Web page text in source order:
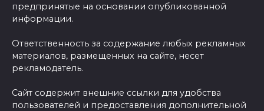
предпринятые на основании опубликованной
информации.
Ответственность за содержание любых рекламных
материалов, размещенных на сайте, несет
рекламодатель.
Сайт содержит внешние ссылки для удобства
пользователей и предоставления дополнительной